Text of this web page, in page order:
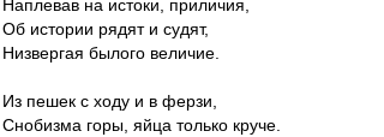
Наплевав на истоки, приличия,
Об истории рядят и судят,
Низвергая былого величие.
Из пешек с ходу и в ферзи,
Снобизма горы, яйца только круче.